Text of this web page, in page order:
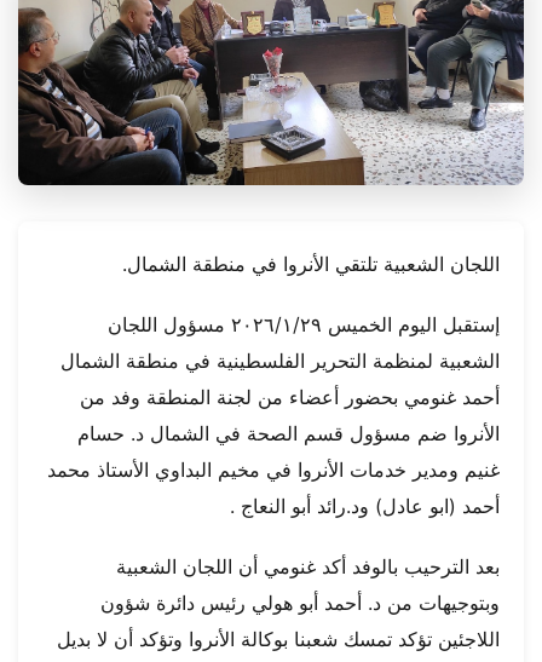
اللجان الشعبية تلتقي الأنروا في منطقة الشمال.
إستقبل اليوم الخميس ٢٠٢٦/١/٢٩ مسؤول اللجان
الشعبية لمنظمة التحرير الفلسطينية في منطقة الشمال
أحمد غنومي بحضور أعضاء من لجنة المنطقة وفد من
الأنروا ضم مسؤول قسم الصحة في الشمال د. حسام
غنيم ومدير خدمات الأنروا في مخيم البداوي الأستاذ محمد
أحمد (ابو عادل) ود.رائد أبو النعاج .
بعد الترحيب بالوفد أكد غنومي أن اللجان الشعبية
وبتوجيهات من د. أحمد أبو هولي رئيس دائرة شؤون
اللاجئين تؤكد تمسك شعبنا بوكالة الأنروا وتؤكد أن لا بديل